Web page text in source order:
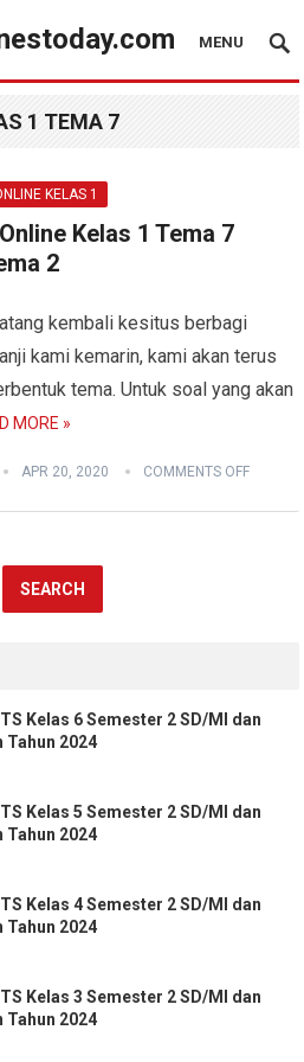
MENU
1 TEMA 7
KELAS 1
Kelas 1 Tema 7
2
kembali kesitus berbagi
kami kemarin, kami akan terus
tema. Untuk soal yang akan
MORE »
APR 20, 2020 COMMENTS OFF
Kelas 6 Semester 2 SD/MI dan
Tahun 2024
Kelas 5 Semester 2 SD/MI dan
Tahun 2024
Kelas 4 Semester 2 SD/MI dan
Tahun 2024
Kelas 3 Semester 2 SD/MI dan
Tahun 2024